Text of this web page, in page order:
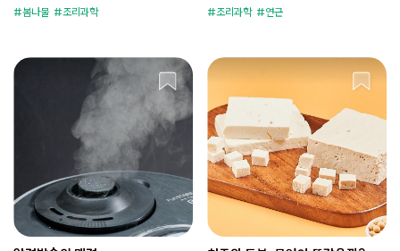
봄나물 조리과학 조리과학 연근